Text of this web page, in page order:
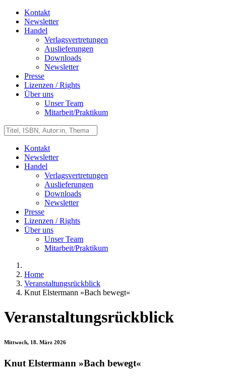
Kontakt
Newsletter
Handel
Verlagsvertretungen
Auslieferungen
Downloads
Newsletter
Presse
Lizenzen / Rights
Über uns
Unser Team
Mitarbeit/Praktikum
Kontakt
Newsletter
Handel
Verlagsvertretungen
Auslieferungen
Downloads
Newsletter
Presse
Lizenzen / Rights
Über uns
Unser Team
Mitarbeit/Praktikum
Home
Veranstaltungsrückblick
Knut Elstermann »Bach bewegt«
Veranstaltungsrückblick
Mittwoch, 18. März 2026
Knut Elstermann »Bach bewegt«